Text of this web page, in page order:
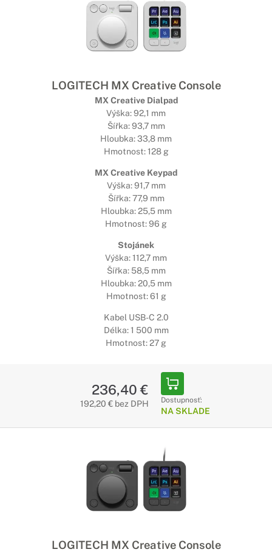
LOGITECH MX Creative Console
MX Creative Dialpad
Výška: 92,1 mm
Šířka: 93,7 mm
Hloubka: 33,8 mm
Hmotnost: 128 g
MX Creative Keypad
Výška: 91,7 mm
Šířka: 77,9 mm
Hloubka: 25,5 mm
Hmotnost: 96 g
Stojánek
Výška: 112,7 mm
Šířka: 58,5 mm
Hloubka: 20,5 mm
Hmotnost: 61 g
Kabel USB-C 2.0
Délka: 1 500 mm
Hmotnost: 27 g
236,40 €
192,20 € bez DPH Dostupnosť:
NA SKLADE
LOGITECH MX Creative Console